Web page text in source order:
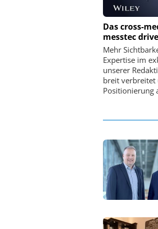
Das cross-
messtec
Mehr
Expertise im
unserer
breit verbreitet
Positionierung